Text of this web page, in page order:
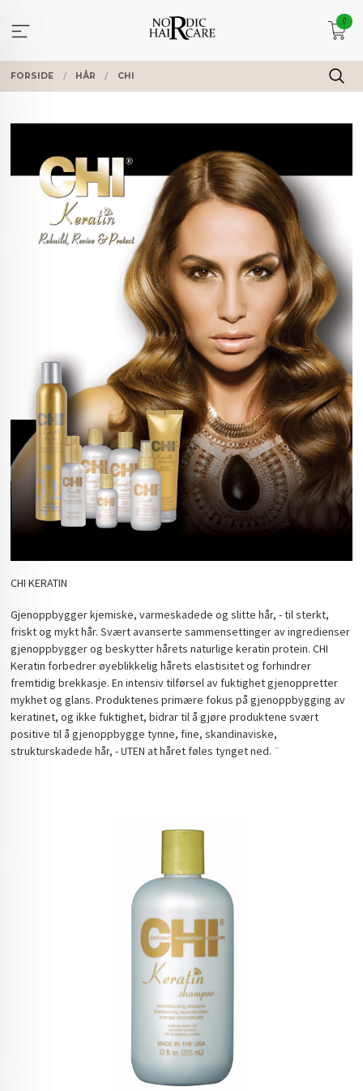
innholdet
0
FORSIDE HÅR CHI
CHI KERATIN
Gjenoppbygger kjemiske, varmeskadede og slitte hår, - til sterkt,
friskt og mykt hår. Svært avanserte sammensettinger av ingredienser
gjenoppbygger og beskytter hårets naturlige keratin protein. CHI
Keratin forbedrer øyeblikkelig hårets elastisitet og forhindrer
fremtidig brekkasje. En intensiv tilførsel av fuktighet gjenoppretter
mykhet og glans. Produktenes primære fokus på gjenoppbygging av
keratinet, og ikke fuktighet, bidrar til å gjøre produktene svært
positive til å gjenoppbygge tynne, fine, skandinaviske,
strukturskadede hår, - UTEN at håret føles tynget ned. ¨